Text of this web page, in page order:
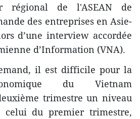
régional de l'ASEAN de
des entreprises en Asie-
d’une interview accordée
d’Information (VNA).
il est difficile pour la
du Vietnam
trimestre un niveau
celui du premier trimestre,